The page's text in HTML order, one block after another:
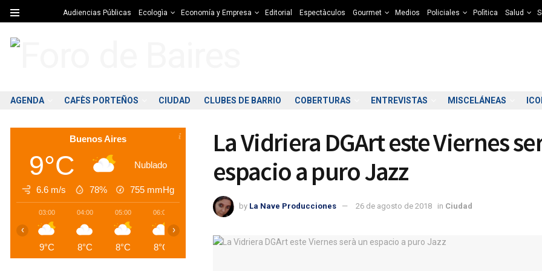
Audiencias Públicas Ecologìa Economía y Empresa Editorial Espectàculos Gourmet Medios Policiales Polìtica Salud
AGENDA CAFÈS PORTEÑOS CIUDAD CLUBES DE BARRIO COBERTURAS ENTREVISTAS MISCELÁNEAS
La Vidriera DGArt este Viernes
espacio a puro Jazz
by La Nave Producciones 26 de agosto de 2018 in Ciudad
Buenos Aires
9°C Nublado
6.6 m/s 78% 755 mmHg
03:00
9°C
04:00
8°C
05:00
8°C
06:00
8°C
08:00
8°C 8°C 10°C 11°C
12:00
11°C 12°C
‹ ›